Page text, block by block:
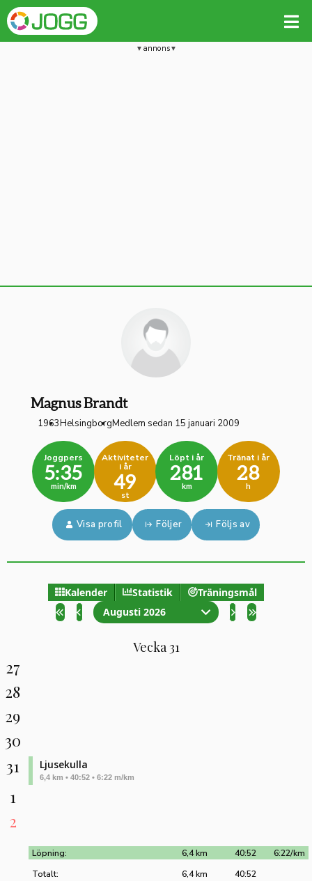
annons
Magnus Brandt
1963HelsingborgMedlem sedan 15 januari 2009
Joggpers
5:35
min/km
Aktiviteter
i år
49
st
Löpt i år
281
km
Tränat i år
28
h
Visa profil Följer Följs av
Kalender Statistik
Träningsmål
Augusti 2026
Vecka 31
27
28
29
30
31
Ljusekulla
6,4 km • 40:52 • 6:22 m/km
1
2
Löpning: 6:22/km
40:52
6,4 km
Totalt:
40:52
6,4 km